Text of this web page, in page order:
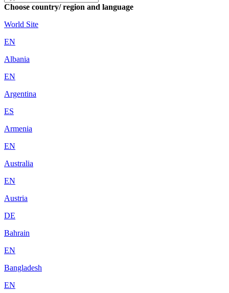
Choose country/ region and language
World Site
EN
Albania
EN
Argentina
ES
Armenia
EN
Australia
EN
Austria
DE
Bahrain
EN
Bangladesh
EN